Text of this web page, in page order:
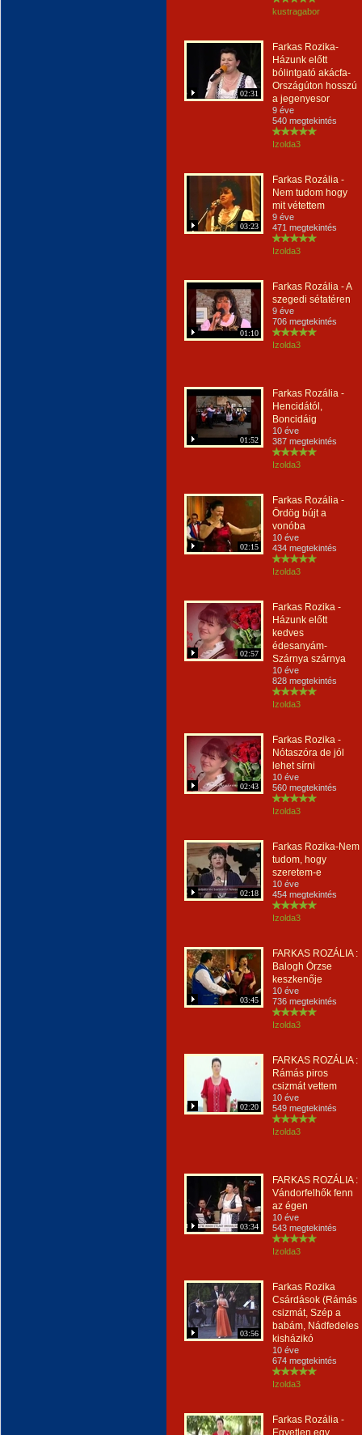
kustragabor
02:31
Farkas Rozika-
Házunk előtt
bólintgató akácfa-
Országúton hosszú
a jegenyesor
9 éve
540 megtekintés
Izolda3
03:23
Farkas Rozália -
Nem tudom hogy
mit vétettem
9 éve
471 megtekintés
Izolda3
01:10
Farkas Rozália - A
szegedi sétatéren
9 éve
706 megtekintés
Izolda3
01:52
Farkas Rozália -
Hencidától,
Boncidáig
10 éve
387 megtekintés
Izolda3
02:15
Farkas Rozália -
Ördög bújt a
vonóba
10 éve
434 megtekintés
Izolda3
02:57
Farkas Rozika -
Házunk előtt
kedves
édesanyám-
Szárnya szárnya
10 éve
828 megtekintés
Izolda3
02:43
Farkas Rozika -
Nótaszóra de jól
lehet sírni
10 éve
560 megtekintés
Izolda3
02:18
Farkas Rozika-Nem
tudom, hogy
szeretem-e
10 éve
454 megtekintés
Izolda3
03:45
FARKAS ROZÁLIA :
Balogh Örzse
keszkenője
10 éve
736 megtekintés
Izolda3
02:20
FARKAS ROZÁLIA :
Rámás piros
csizmát vettem
10 éve
549 megtekintés
Izolda3
03:34
FARKAS ROZÁLIA :
Vándorfelhők fenn
az égen
10 éve
543 megtekintés
Izolda3
03:56
Farkas Rozika
Csárdások (Rámás
csizmát, Szép a
babám, Nádfedeles
kisházikó
10 éve
674 megtekintés
Izolda3
Farkas Rozália -
Egyetlen egy